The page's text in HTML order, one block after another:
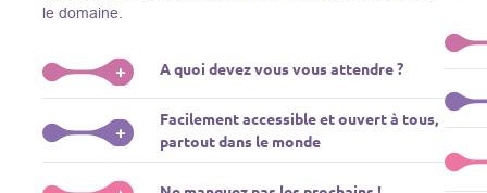
le domaine.
+ A quoi devez vous vous attendre ?
Plongez-vous dans un monde de l’éducation que nous
apportons des experts de renom comme L. Pasqualucci,
+
Facilement accessible et ouvert à tous,
partout dans le monde
Le
dans
Le